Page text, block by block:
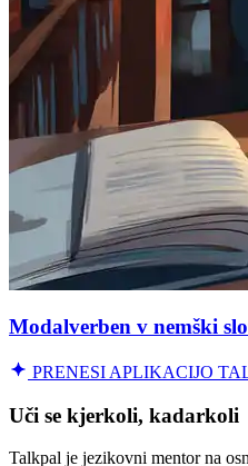
Modalverben v nemški
PRENESI APLIKACIJO
Uči se kjerkoli, kadarkoli
Talkpal je jezikovni mentor na